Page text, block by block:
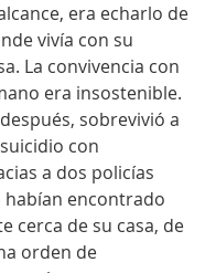
era echarlo de
vivía con su
La convivencia con
era insostenible.
sobrevivió a
con
a dos policías
habían encontrado
cerca de su casa, de
orden de